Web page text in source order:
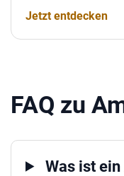
Jetzt entdecken
FAQ zu
Was ist